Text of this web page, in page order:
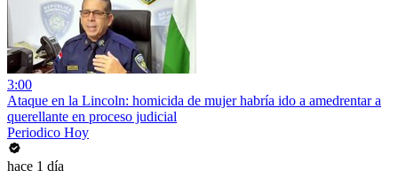
3:00
Ataque en la Lincoln: homicida de mujer habría ido a amedrentar a
querellante en proceso judicial
Periodico Hoy
hace 1 día